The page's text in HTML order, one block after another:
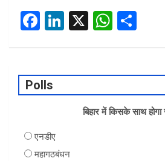
F
b
o
k
Li
dI
n
X
W
s
A
p
e
Polls
बिहार में किसके साथ
एनडीए
महागठबंधन